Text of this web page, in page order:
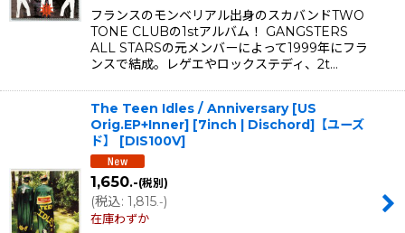
フランスのモンベリアル出身のスカバンドTWO
TONE CLUBの1stアルバム！ GANGSTERS
ALL STARSの元メンバーによって1999年にフラ
ンスで結成。レゲエやロックステディ、2t…
The Teen Idles / Anniversary [US
Orig.EP+Inner] [7inch | Dischord]【ユーズ
ド】
[DIS100V]
1,650.-(税別)
(税込: 1,815 .-)
在庫わずか